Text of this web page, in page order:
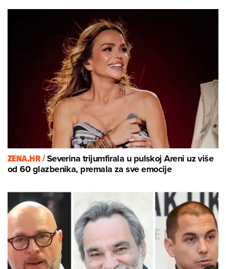
ZENA.HR /Severina trijumfirala u pulskoj Areni uz više
od 60 glazbenika, premala za sve emocije